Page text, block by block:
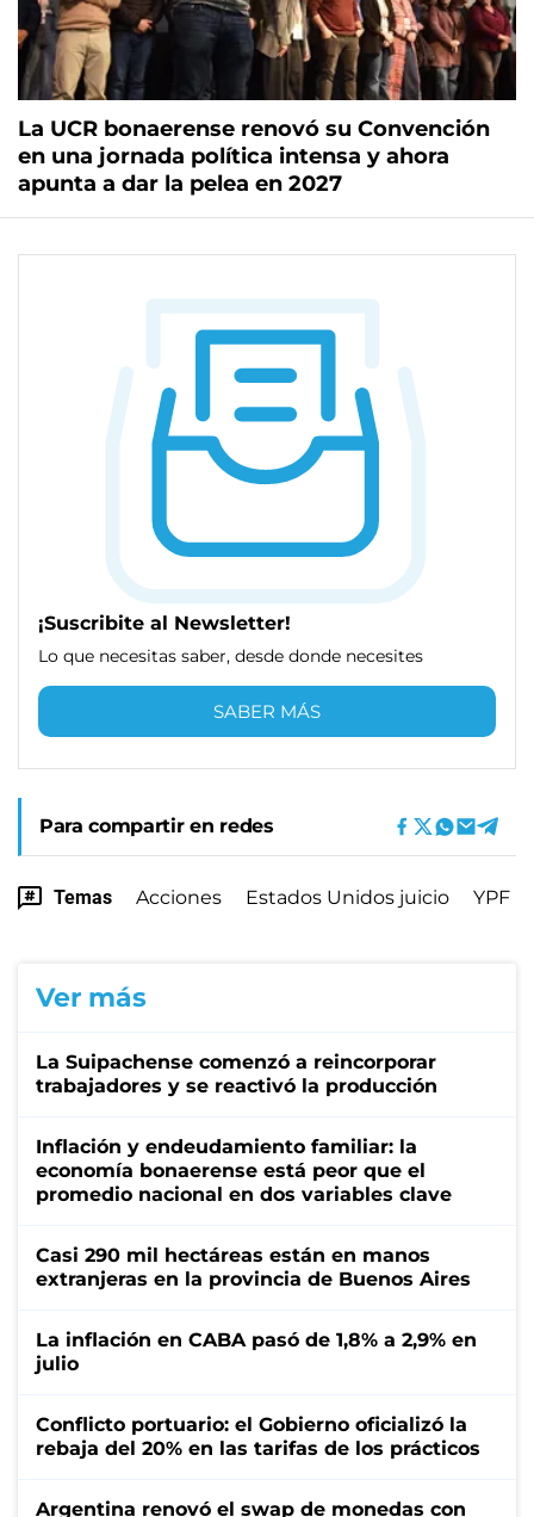
La UCR bonaerense renovó su Convención
en una jornada política intensa y ahora
apunta a dar la pelea en 2027
¡Suscribite al Newsletter!
Lo que necesitas saber, desde donde necesites
SABER MÁS
Para compartir en redes
Temas Acciones Estados Unidos juicio YPF
Ver más
La Suipachense comenzó a reincorporar
trabajadores y se reactivó la producción
Inflación y endeudamiento familiar: la
economía bonaerense está peor que el
promedio nacional en dos variables clave
Casi 290 mil hectáreas están en manos
extranjeras en la provincia de Buenos Aires
La inflación en CABA pasó de 1,8% a 2,9% en
julio
Conflicto portuario: el Gobierno oficializó la
rebaja del 20% en las tarifas de los prácticos
Argentina renovó el swap de monedas con